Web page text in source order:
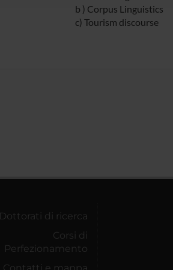
b ) Corpus Linguistics
c) Tourism discourse
Dottorati di ricerca
Corsi di
Perfezionamento
Contatti e mappa